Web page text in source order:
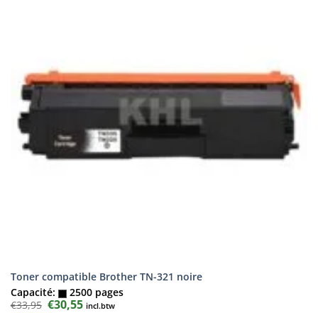
Toner compatible Brother TN-321 noire
Capacité:
2500 pages
€33,95 Le
€30,55Le
incl.btw